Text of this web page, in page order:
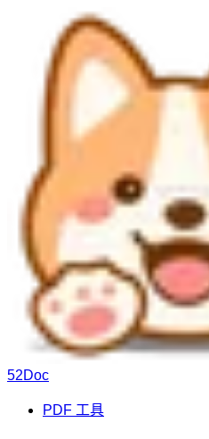
52Doc
PDF 工具